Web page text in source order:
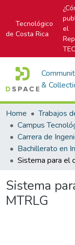
Tecnológico
de Costa Rica
el
&
Home
Trabajos
Sistema
MTRLG